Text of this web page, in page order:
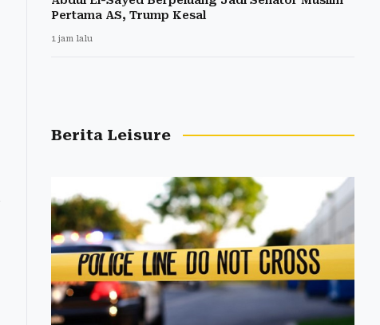
Pertama AS, Trump Kesal
1 jam lalu
Berita Leisure